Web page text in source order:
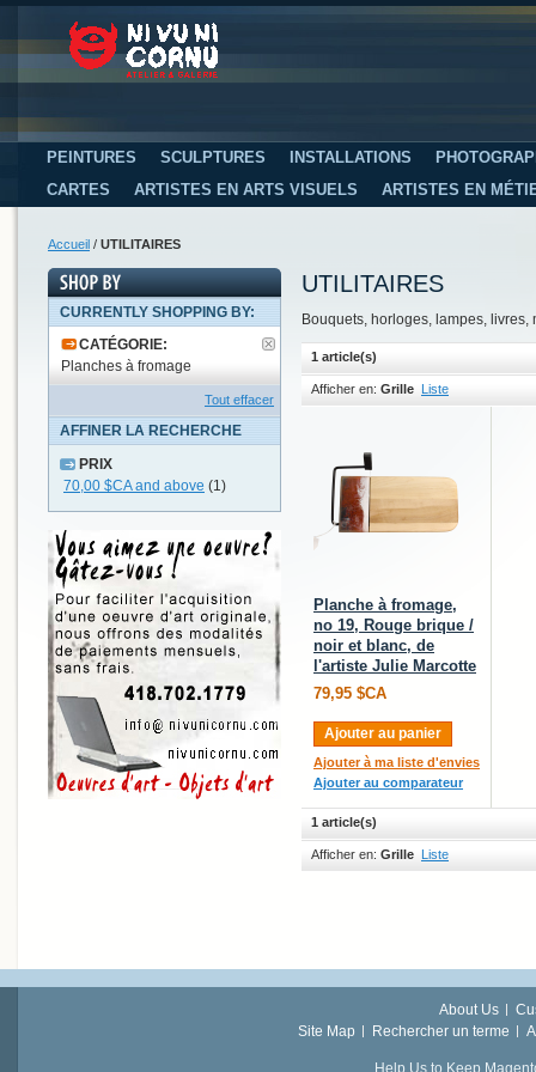
PEINTURES SCULPTURES INSTALLATIONS
CARTES
ARTISTES EN ARTS VISUELS ARTISTES EN
Accueil / UTILITAIRES
UTILITAIRES
Bouquets, horloges, lampes, livres,
1 article(s)
Afficher en: Grille Liste
Planche à fromage,
no 19, Rouge brique /
noir et blanc, de
l'artiste Julie Marcotte
79,95 $CA
Ajouter au panier
Ajouter à ma liste d'envies
Ajouter au comparateur
1 article(s)
Afficher en: Grille Liste
CURRENTLY SHOPPING BY:
CATÉGORIE:
Planches à fromage
Tout effacer
AFFINER LA RECHERCHE
PRIX
70,00 $CAand above (1)
About Us
Site Map
Rechercher un terme
Help Us to Keep